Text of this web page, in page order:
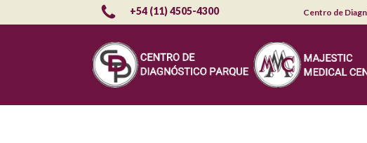
+54 (11) 4505-4300 Centro de